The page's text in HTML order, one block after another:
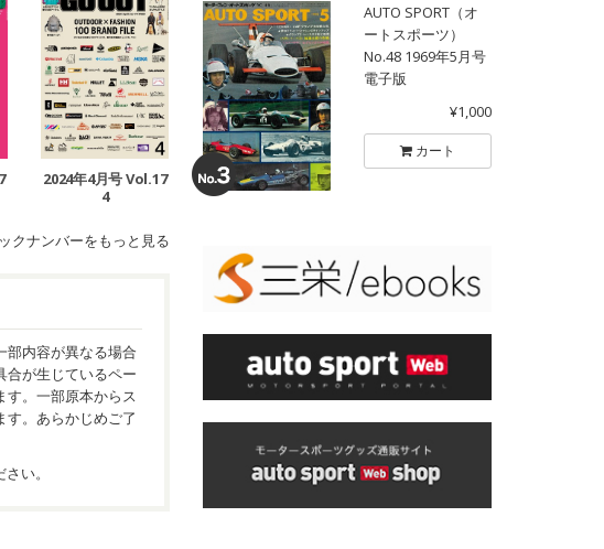
2024年4月号 Vol.17
4
クナンバーをもっと見る
部内容が異なる場合
合が生じているペー
す。一部原本からス
。あらかじめご了
い。
AUTO SPORT（オ
ートスポーツ）
No.48 1969年5月号
電子版
¥1,000
カート